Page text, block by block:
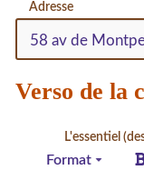
Adresse
Verso de la
L'essentiel
Format